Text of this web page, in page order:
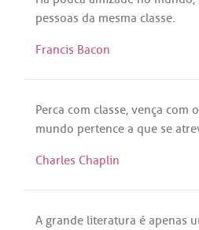
pessoas da mesma classe.
Francis Bacon
Perca com classe, vença com
mundo pertence a que se
Charles Chaplin
A grande literatura é apenas